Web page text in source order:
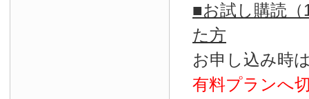
■お試し購読
た方
お申し込み時
有料プランへ